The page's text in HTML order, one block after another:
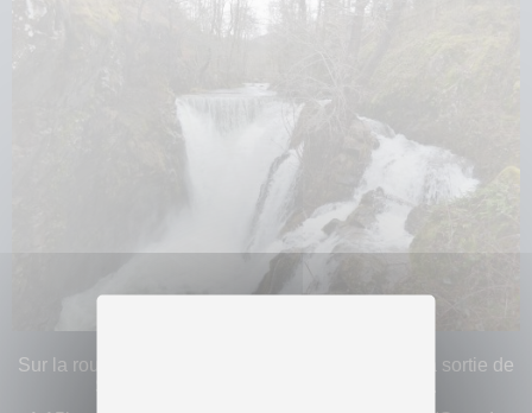
Sur la route de "La Planche des Belles Filles" à la sortie de